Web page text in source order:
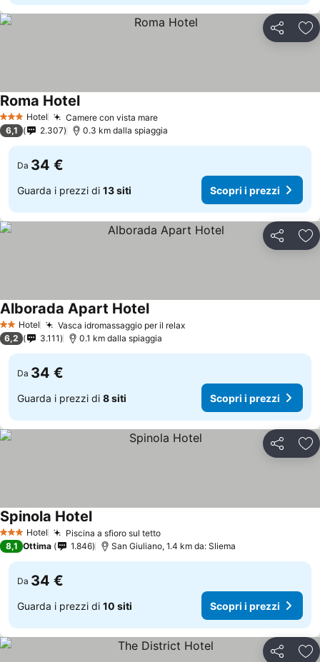
Condividi
3 StelleHotel Camere con vista mare
Roma Hotel
6,1 2.307 0.3 km dalla spiaggia
Da 34 €
Guarda i prezzi di 13 siti Scopri i prezzi
Condividi
2 StelleHotel Vasca idromassaggio per il relax
Alborada Apart Hotel
6,2 3.111 0.1 km dalla spiaggia
Da 34 €
Guarda i prezzi di 8 siti Scopri i prezzi
Condividi
3 StelleHotel Piscina a sfioro sul tetto
Spinola Hotel
8,1 Ottima 1.846 San Giuliano, 1.4 km da: Sliema
Da 34 €
Guarda i prezzi di 10 siti Scopri i prezzi
Condividi